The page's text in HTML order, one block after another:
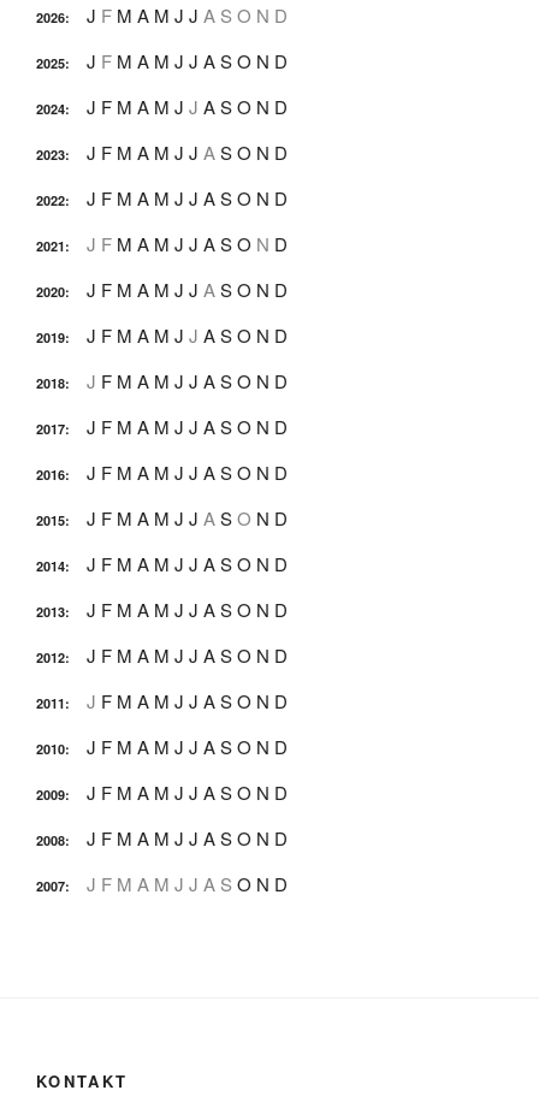
2026: J F M A M J J A S O N D
2025: J F M A M J J ASO N D
2024: J F M A M J J ASO N D
2023: J F M A M J J ASO N D
2022: J F M A M J J ASO N D
2021: J F M A M J J ASO N D
2020: J F M A M J J ASO N D
2019: J F M A M J J ASO N D
2018: J F M A M J J ASO N D
2017: J F M A M J J ASO N D
2016: J F M A M J J ASO N D
2015: J F M A M J J ASO N D
2014: J F M A M J J ASO N D
2013: J F M A M J J ASO N D
2012: J F M A M J J ASO N D
2011: J F M A M J J ASO N D
2010: J F M A M J J ASO N D
2009: J F M A M J J ASO N D
2008: J F M A M J J ASO N D
2007: J F M A M J J A S O N D
KONTAKT